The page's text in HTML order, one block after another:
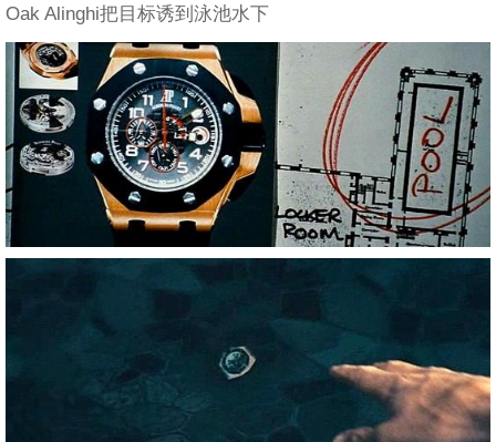
Oak Alinghi把目标诱到泳池水下